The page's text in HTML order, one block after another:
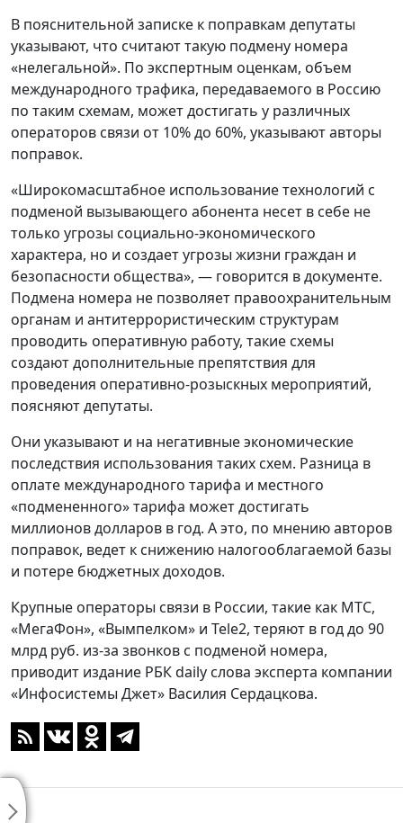
В пояснительной записке к поправкам депутаты
указывают, что считают такую подмену номера
«нелегальной». По экспертным оценкам, объем
международного трафика, передаваемого в Россию
по таким схемам, может достигать у различных
операторов связи от 10% до 60%, указывают авторы
поправок.
«Широкомасштабное использование технологий с
подменой вызывающего абонента несет в себе не
только угрозы социально-экономического
характера, но и создает угрозы жизни граждан и
безопасности общества», — говорится в документе.
Подмена номера не позволяет правоохранительным
органам и антитеррористическим структурам
проводить оперативную работу, такие схемы
создают дополнительные препятствия для
проведения оперативно-розыскных мероприятий,
поясняют депутаты.
Они указывают и на негативные экономические
последствия использования таких схем. Разница в
оплате международного тарифа и местного
«подмененного» тарифа может достигать
миллионов долларов в год. А это, по мнению авторов
поправок, ведет к снижению налогооблагаемой базы
и потере бюджетных доходов.
Крупные операторы связи в России, такие как МТС,
«МегаФон», «Вымпелком» и Tele2, теряют в год до 90
млрд руб. из-за звонков с подменой номера,
приводит издание РБК daily слова эксперта компании
«Инфосистемы Джет» Василия Сердацкова.